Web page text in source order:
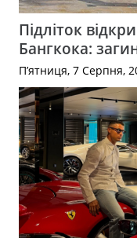
Підліток
Бангкока:
П’ятниця, 7 Серпня,